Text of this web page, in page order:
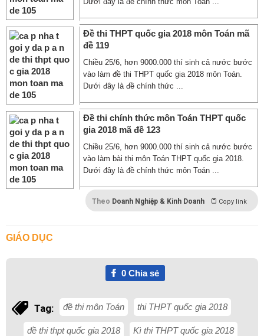
Đề thi THPT quốc gia 2018 môn Toán mã
đề 119
Chiều 25/6, hơn 9000.000 thí sinh cả nước bước
vào làm đề thi THPT quốc gia 2018 môn Toán.
Dưới đây là đề chính thức ...
Đề thi chính thức môn Toán THPT quốc
gia 2018 mã đề 123
Chiều 25/6, hơn 9000.000 thí sinh cả nước bước
vào làm bài thi môn Toán THPT quốc gia 2018.
Dưới đây là đề chính thức môn Toán ...
Theo Doanh Nghiệp & Kinh Doanh Copy link
GIÁO DỤC
0Chia sẻ
Tag: đề thi môn Toán thi THPT quốc gia 2018
đề thi thpt quốc gia 2018 Kì thi THPT quốc gia 2018